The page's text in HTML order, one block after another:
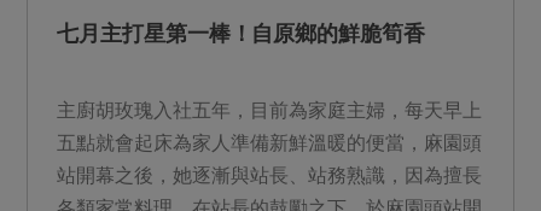
七月主打星第一棒！自原鄉的鮮脆筍香
主廚胡玫瑰入社五年，目前為家庭主婦，每天早上
五點就會起床為家人準備新鮮溫暖的便當，麻園頭
站開幕之後，她逐漸與站長、站務熟識，因為擅長